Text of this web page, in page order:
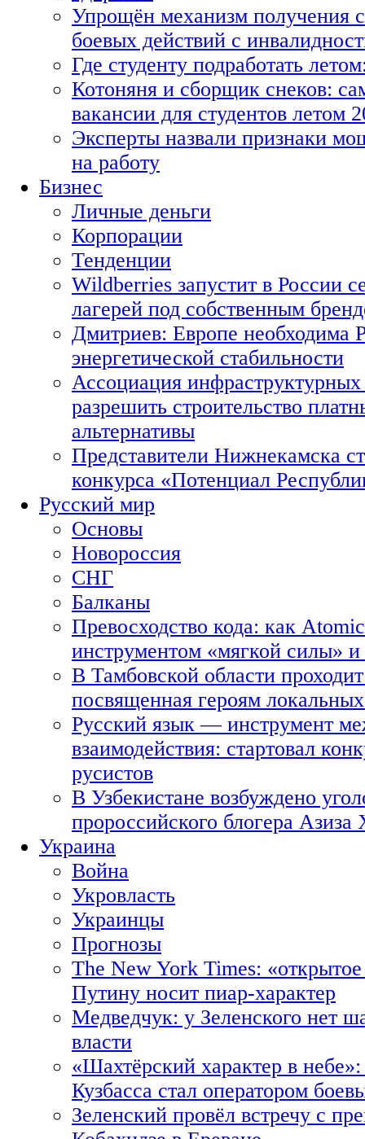
Упрощён механизм получения
боевых действий с
Где студенту подработать
Котоняня и сборщик снеков:
вакансии для студентов летом
Эксперты назвали признаки
на работу
Бизнес
Личные деньги
Корпорации
Тенденции
Wildberries запустит в России
лагерей под собственным
Дмитриев: Европе необходима
энергетической стабильности
Ассоциация
разрешить строительство
альтернативы
Представители Нижнекамска
конкурса «Потенциал
Русский мир
Основы
Новороссия
СНГ
Балканы
Превосходство кода: как
инструментом «мягкой силы» и
В Тамбовской области
посвященная героям
Русский язык — инструмент
взаимодействия: стартовал
русистов
В Узбекистане возбуждено
пророссийского блогера Азиза
Украина
Война
Укровласть
Украинцы
Прогнозы
The New York Times:
Путину носит пиар-характер
Медведчук: у Зеленского нет
власти
«Шахтёрский характер в
Кузбасса стал оператором
Зеленский провёл встречу с